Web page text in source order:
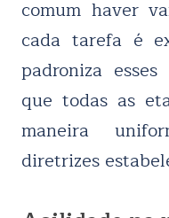
comum haver
cada tarefa é
padroniza esses
que todas as
maneira
diretrizes